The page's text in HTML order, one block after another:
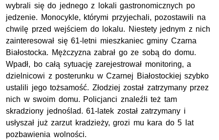
wybrali się do jednego z lokali gastronomicznych po
jedzenie. Monocykle, którymi przyjechali, pozostawili na
chwilę przed wejściem do lokalu. Niestety jednym z nich
zainteresował się 61-letni mieszkaniec gminy Czarna
Białostocka. Mężczyzna zabrał go ze sobą do domu.
Wpadł, bo całą sytuację zarejestrował monitoring, a
dzielnicowi z posterunku w Czarnej Białostockiej szybko
ustalili jego tożsamość. Złodziej został zatrzymany przez
nich w swoim domu. Policjanci znaleźli też tam
skradziony jednoślad. 61-latek został zatrzymany i
usłyszał już zarzut kradzieży, grozi mu kara do 5 lat
pozbawienia wolności.